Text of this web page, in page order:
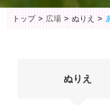
トップ 広場 ぬりえ
ぬりえ